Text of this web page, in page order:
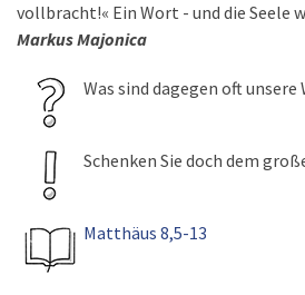
vollbracht!« Ein Wort - und die Seele
Markus Majonica
Was sind dagegen oft
Schenken Sie doch dem
Matthäus 8,5-13